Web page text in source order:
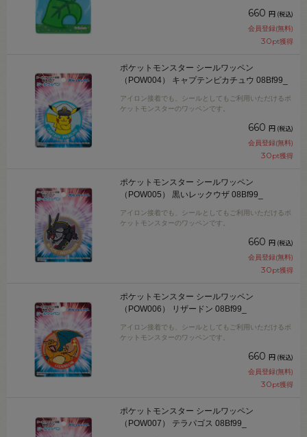
660 円 (税込)
会員登録(無料)
30pt獲得
ポケットモンスター シールワッペン
（POW004） キャプテンピカチュウ 08Bf99_
アイロン接着でも、シールとしてもご利用いただけるポ
ケットモンスターのワッペンです。
660 円 (税込)
会員登録(無料)
30pt獲得
ポケットモンスター シールワッペン
（POW005） 黒いレックウザ 08Bf99_
アイロン接着でも、シールとしてもご利用いただけるポ
ケットモンスターのワッペンです。
660 円 (税込)
会員登録(無料)
30pt獲得
ポケットモンスター シールワッペン
（POW006） リザードン 08Bf99_
アイロン接着でも、シールとしてもご利用いただけるポ
ケットモンスターのワッペンです。
660 円 (税込)
会員登録(無料)
30pt獲得
ポケットモンスター シールワッペン
（POW007） テラパゴス 08Bf99_